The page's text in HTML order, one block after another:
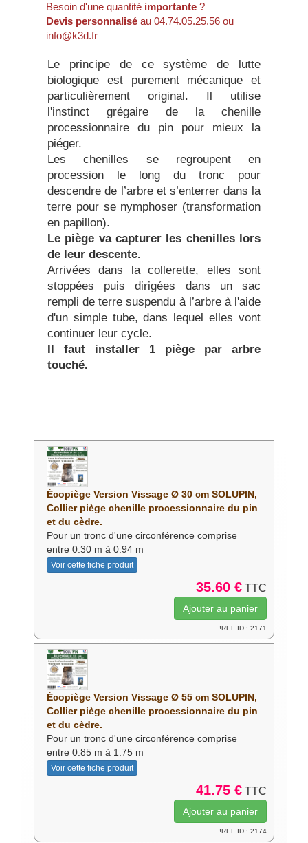
Besoin d'une quantité importante ?
Devis personnalisé au 04.74.05.25.56 ou
info@k3d.fr
Le principe de ce système de lutte
biologique est purement mécanique et
particulièrement original. Il utilise
l'instinct grégaire de la chenille
processionnaire du pin pour mieux la
piéger.
Les chenilles se regroupent en
procession le long du tronc pour
descendre de l’arbre et s’enterrer dans la
terre pour se nymphoser (transformation
en papillon).
Le piège va capturer les chenilles lors
de leur descente.
Arrivées dans la collerette, elles sont
stoppées puis dirigées dans un sac
rempli de terre suspendu à l’arbre à l'aide
d'un simple tube, dans lequel elles vont
continuer leur cycle.
Il faut installer 1 piège par arbre
touché.
Écopiège Version Vissage Ø 30 cm SOLUPIN,
Collier piège chenille processionnaire du pin
et du cèdre.
Pour un tronc d'une circonférence comprise
entre 0.30 m à 0.94 m
Voir cette fiche produit
35.60 € TTC
!REF ID : 2171
Écopiège Version Vissage Ø 55 cm SOLUPIN,
Collier piège chenille processionnaire du pin
et du cèdre.
Pour un tronc d'une circonférence comprise
entre 0.85 m à 1.75 m
Voir cette fiche produit
41.75 € TTC
!REF ID : 2174